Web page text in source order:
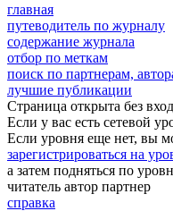
главная
путеводитель по журналу
содержание журнала
отбор по меткам
поиск по партнерам,
лучшие публикации
Страница открыта без
Если у вас есть сетевой
Если уровня еще нет, вы
зарегистрироваться на
а затем подняться по
читатель автор партнер
справка